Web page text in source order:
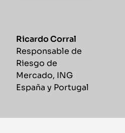
Ricardo Corral
Responsable de
Riesgo de
Mercado, ING
España y Portugal